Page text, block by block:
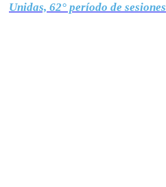
Unidas, 62° período de sesiones